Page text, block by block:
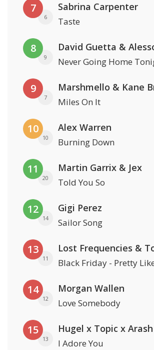
7
6
Sabrina Carpenter
Taste
8
9 Never Going Home
9
7
Marshmello & Kane
Miles On It
10
10
Alex Warren
Burning Down
11
20
Martin Garrix & Jex
Told You So
12
14
Gigi Perez
Sailor Song
13
11
Lost Frequencies &
Black Friday - Pretty
14
12
Morgan Wallen
Love Somebody
15
13 I Adore You